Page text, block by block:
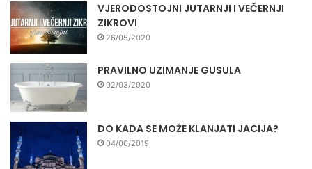
VJERODOSTOJNI JUTARNJI I VEČERNJI
ZIKROVI
26/05/2020
PRAVILNO UZIMANJE GUSULA
02/03/2020
DO KADA SE MOŽE KLANJATI JACIJA?
04/06/2019